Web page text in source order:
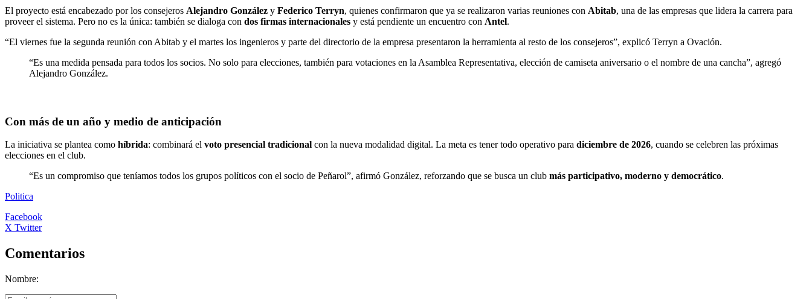
El proyecto está encabezado por los consejeros Alejandro González y Federico Terryn, quienes confirmaron que ya se realizaron varias reuniones con Abitab, una de las empresas que lidera la carrera para
proveer el sistema. Pero no es la única: también se dialoga con dos firmas internacionales y está pendiente un encuentro con Antel.
“El viernes fue la segunda reunión con Abitab y el martes los ingenieros y parte del directorio de la empresa presentaron la herramienta al resto de los consejeros”, explicó Terryn a Ovación.
“Es una medida pensada para todos los socios. No solo para elecciones, también para votaciones en la Asamblea Representativa, elección de camiseta aniversario o el nombre de una cancha”, agregó
Alejandro González.
Con más de un año y medio de anticipación
La iniciativa se plantea como híbrida: combinará el voto presencial tradicional con la nueva modalidad digital. La meta es tener todo operativo para diciembre de 2026, cuando se celebren las próximas
elecciones en el club.
“Es un compromiso que teníamos todos los grupos políticos con el socio de Peñarol”, afirmó González, reforzando que se busca un club más participativo, moderno y democrático.
Politica
Facebook
X Twitter
Comentarios
Nombre: